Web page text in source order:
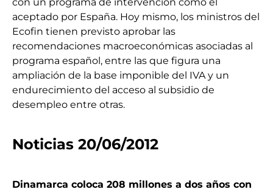
con un programa de intervención como el
aceptado por España. Hoy mismo, los ministros del
Ecofin tienen previsto aprobar las
recomendaciones macroeconómicas asociadas al
programa español, entre las que figura una
ampliación de la base imponible del IVA y un
endurecimiento del acceso al subsidio de
desempleo entre otras.
Noticias 20/06/2012
Dinamarca coloca 208 millones a dos años con